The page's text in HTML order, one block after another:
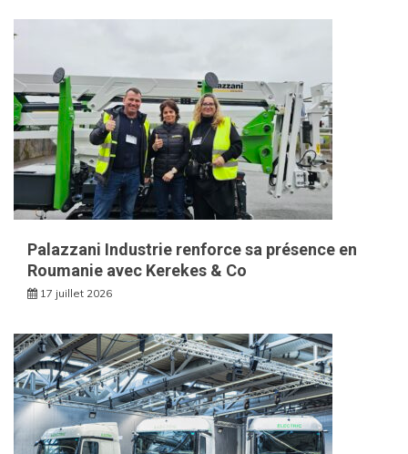
Palazzani Industrie renforce sa présence en
Roumanie avec Kerekes & Co
17 juillet 2026